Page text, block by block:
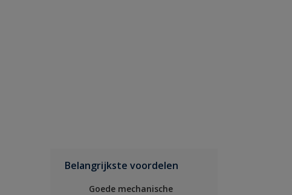
Belangrijkste voordelen
Goede mechanische